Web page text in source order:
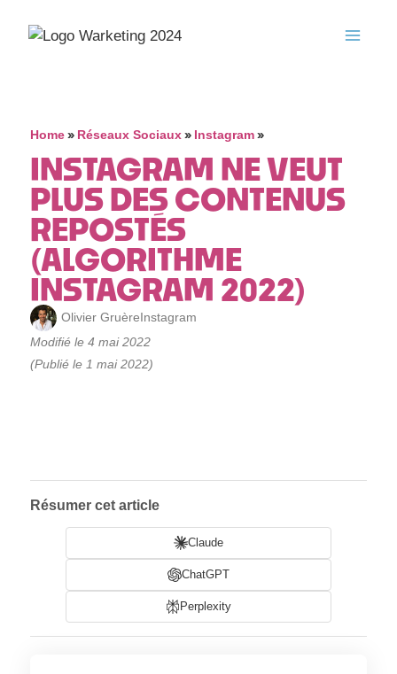
Home» Réseaux Sociaux» Instagram»
INSTAGRAM NE VEUT
PLUS DES CONTENUS
REPOSTÉS
(ALGORITHME
INSTAGRAM 2022)
Olivier GruèreInstagram
Modifié le 4 mai 2022
(Publié le 1 mai 2022)
Résumer cet article
Claude
ChatGPT
Perplexity